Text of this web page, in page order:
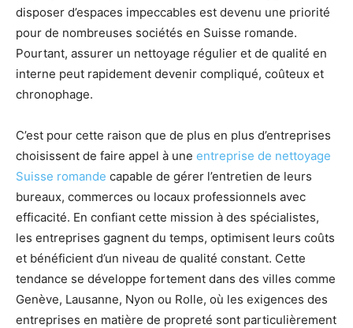
disposer d’espaces impeccables est devenu une priorité
pour de nombreuses sociétés en Suisse romande.
Pourtant, assurer un nettoyage régulier et de qualité en
interne peut rapidement devenir compliqué, coûteux et
chronophage.
C’est pour cette raison que de plus en plus d’entreprises
choisissent de faire appel à une entreprise de nettoyage
Suisse romande capable de gérer l’entretien de leurs
bureaux, commerces ou locaux professionnels avec
efficacité. En confiant cette mission à des spécialistes,
les entreprises gagnent du temps, optimisent leurs coûts
et bénéficient d’un niveau de qualité constant. Cette
tendance se développe fortement dans des villes comme
Genève, Lausanne, Nyon ou Rolle, où les exigences des
entreprises en matière de propreté sont particulièrement